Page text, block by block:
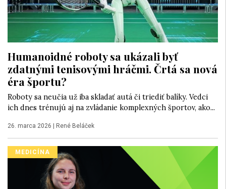
Humanoidné roboty sa ukázali byť
zdatnými tenisovými hráčmi. Črtá sa nová
éra športu?
Roboty sa neučia už iba skladať autá či triediť balíky. Vedci
ich dnes trénujú aj na zvládanie komplexných športov, ako...
26. marca 2026 René Beláček
MEDICÍNA